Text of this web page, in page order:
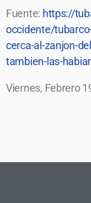
Fuente: https://
occidente/
cerca-al-zanjon-
tambien-las-
Viernes, Febrero